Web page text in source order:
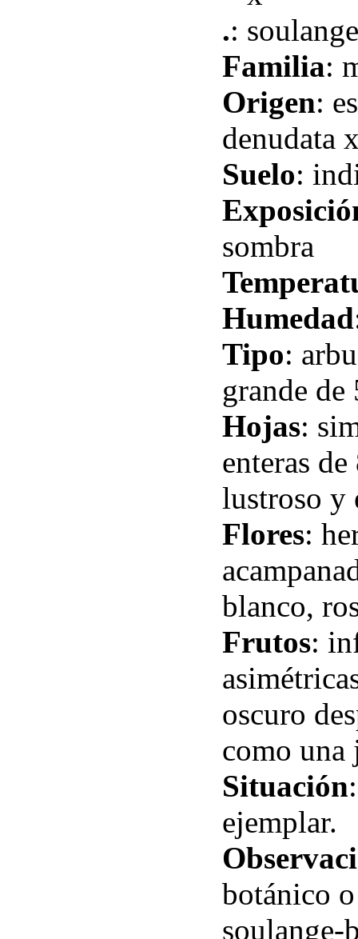
.:
Familia:
Origen:
denudata
Suelo:
sombra
Humedad
Tipo:
grande de
Hojas:
enteras
lustroso y
Flores:
blanco,
Frutos:
oscuro
como una
Situación
ejemplar.
botánico
soulange-